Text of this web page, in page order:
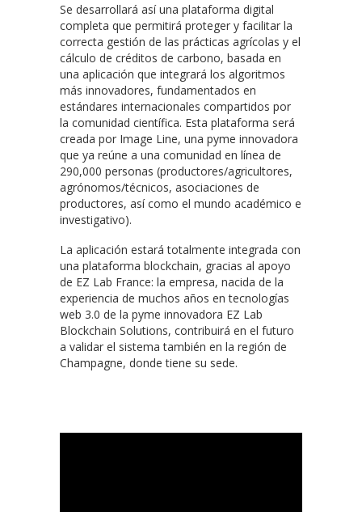
Se desarrollará así una plataforma digital
completa que permitirá proteger y facilitar la
correcta gestión de las prácticas agrícolas y el
cálculo de créditos de carbono, basada en
una aplicación que integrará los algoritmos
más innovadores, fundamentados en
estándares internacionales compartidos por
la comunidad científica. Esta plataforma será
creada por Image Line, una pyme innovadora
que ya reúne a una comunidad en línea de
290,000 personas (productores/agricultores,
agrónomos/técnicos, asociaciones de
productores, así como el mundo académico e
investigativo).
La aplicación estará totalmente integrada con
una plataforma blockchain, gracias al apoyo
de EZ Lab France: la empresa, nacida de la
experiencia de muchos años en tecnologías
web 3.0 de la pyme innovadora EZ Lab
Blockchain Solutions, contribuirá en el futuro
a validar el sistema también en la región de
Champagne, donde tiene su sede.